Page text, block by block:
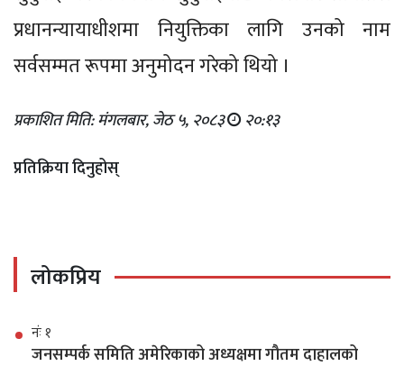
प्रधानन्यायाधीशमा नियुक्तिका लागि उनको नाम
सर्वसम्मत रूपमा अनुमोदन गरेको थियो ।
प्रकाशित मिति: मंगलबार, जेठ ५, २०८३ २०:१३
प्रतिक्रिया दिनुहोस्
लोकप्रिय
नंः १
जनसम्पर्क समिति अमेरिकाको अध्यक्षमा गौतम दाहालको